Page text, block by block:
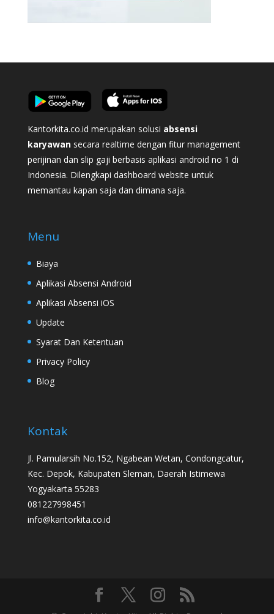
Kantorkita.co.id merupakan solusi absensi
karyawan secara realtime dengan fitur management
perijinan dan slip gaji berbasis aplikasi android no 1 di
Indonesia. Dilengkapi dashboard website untuk
memantau kapan saja dan dimana saja.
Menu
Biaya
Aplikasi Absensi Android
Aplikasi Absensi iOS
Update
Syarat Dan Ketentuan
Privacy Policy
Blog
Kontak
Jl. Pamularsih No.152, Ngabean Wetan, Condongcatur,
Kec. Depok, Kabupaten Sleman, Daerah Istimewa
Yogyakarta 55283
081227998451
info@kantorkita.co.id